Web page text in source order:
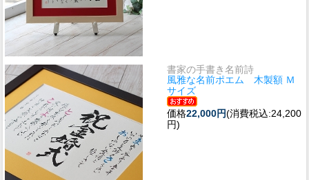
書家の手書き名前詩
風雅な名前ポエム 木製額 Ｍ
サイズ
価格22,000円(消費税込:24,200
円)